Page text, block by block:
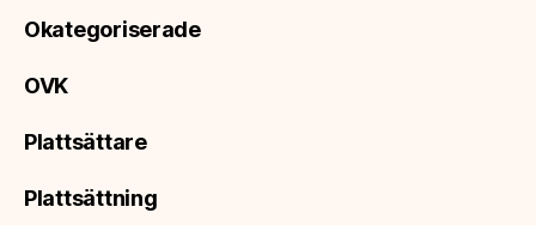
Okategoriserade
OVK
Plattsättare
Plattsättning